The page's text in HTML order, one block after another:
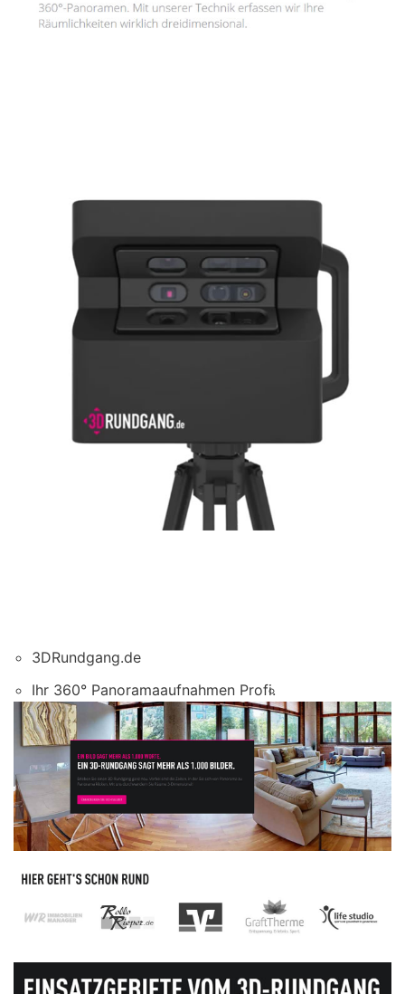
3DRundgang.de
Ihr 360° Panoramaaufnahmen Profi.